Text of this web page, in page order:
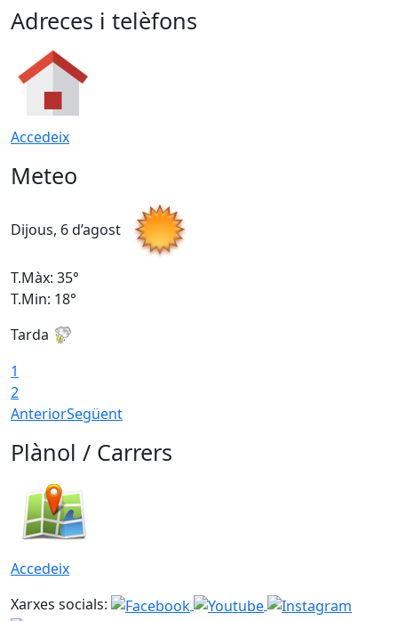
Adreces i telèfons
Accedeix
Meteo
Dijous, 6 d’agost
T.Màx: 35°
T.Min: 18°
Tarda
1
2
AnteriorSegüent
Plànol / Carrers
Accedeix
Xarxes socials: